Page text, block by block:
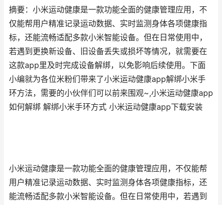
摘要：小米运动健康是一款功能全面的健康管理应用，不
仅能帮用户精准记录运动数据、实时监测身体各项健康指
标，还能流畅适配多款小米智能设备。但在日常使用中，
若遇到更换新设备、旧设备丢失或损坏等情况，就需要在
这款app里及时完成设备解绑，以免影响后续使用。下面
小编就为各位米粉们带来了小米运动健康app解绑小米手
环方法，需要的小伙伴们可以前来围观~,小米运动健康app
如何解绑 解绑小米手环方式 小米运动健康app下载安装
小米运动健康是一款功能全面的健康管理应用，不仅能帮
用户精准记录运动数据、实时监测身体各项健康指标，还
能流畅适配多款小米智能设备。但在日常使用中，若遇到